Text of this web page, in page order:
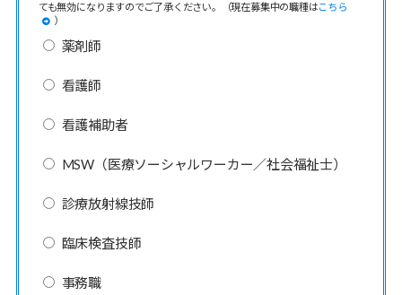
ても無効になりますのでご了承ください。（現在募集中の職種はこちら
）
薬剤師
看護師
看護補助者
MSW（医療ソーシャルワーカー／社会福祉士）
診療放射線技師
臨床検査技師
事務職